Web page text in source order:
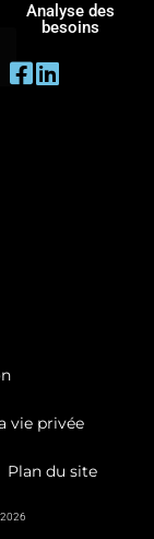
Analyse des
besoins
vie privée
Plan du site
2026